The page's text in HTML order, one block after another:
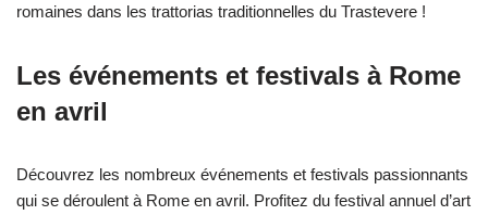
romaines dans les trattorias traditionnelles du Trastevere !
Les événements et festivals à Rome
en avril
Découvrez les nombreux événements et festivals passionnants
qui se déroulent à Rome en avril. Profitez du festival annuel d’art